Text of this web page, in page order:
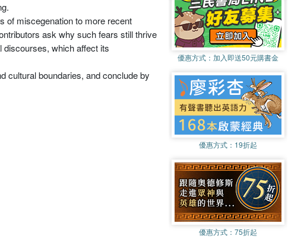
of miscegenation to more recent
ask why such fears still thrive
discourses, which affect its
cultural boundaries, and conclude by
優惠方式： 加入即送50元購書金
優惠方式： 19折起
優惠方式： 75折起